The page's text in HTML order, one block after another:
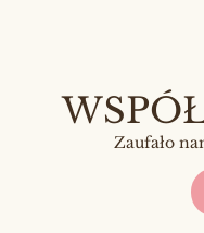
Zaufało